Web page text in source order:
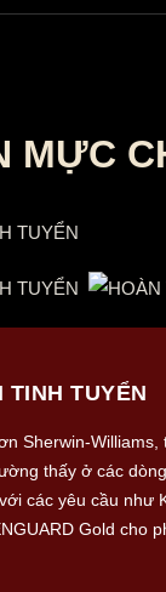
MỰC
TINH TUYỂN
Sherwin-Williams,
thấy ở các
các yêu cầu như
Gold cho